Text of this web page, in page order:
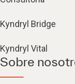
Kyndryl Bridge
Kyndryl Vital
Sobre